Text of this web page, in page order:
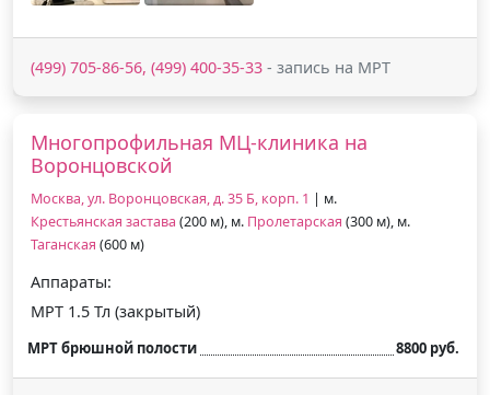
(499) 705-86-56, (499) 400-35-33 - запись на МРТ
Многопрофильная МЦ-клиника на
Воронцовской
Москва, ул. Воронцовская, д. 35 Б, корп. 1 | м.
Крестьянская застава (200 м), м. Пролетарская (300 м), м.
Таганская (600 м)
Аппараты:
МРТ 1.5 Тл (закрытый)
МРТ брюшной полости 8800 руб.